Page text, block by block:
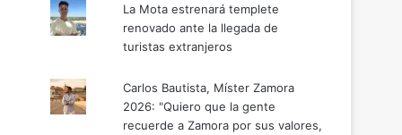
La Mota estrenará templete
renovado ante la llegada de
turistas extranjeros
Carlos Bautista, Míster Zamora
2026: "Quiero que la gente
recuerde a Zamora por sus valores,